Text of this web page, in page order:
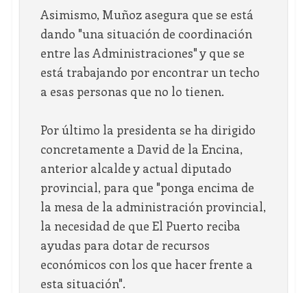
Asimismo, Muñoz asegura que se está
dando "una situación de coordinación
entre las Administraciones" y que se
está trabajando por encontrar un techo
a esas personas que no lo tienen.
Por último la presidenta se ha dirigido
concretamente a David de la Encina,
anterior alcalde y actual diputado
provincial, para que "ponga encima de
la mesa de la administración provincial,
la necesidad de que El Puerto reciba
ayudas para dotar de recursos
económicos con los que hacer frente a
esta situación".